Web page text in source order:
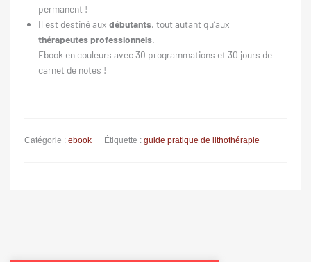
permanent !
Il est destiné aux débutants, tout autant qu’aux
thérapeutes professionnels.
Ebook en couleurs avec 30 programmations et 30 jours de
carnet de notes !
Catégorie : ebook Étiquette : guide pratique de lithothérapie